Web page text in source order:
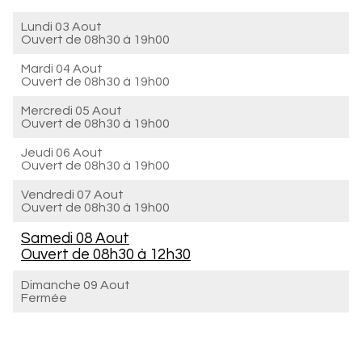
Lundi 03 Aout
Ouvert de 08h30 à 19h00
Mardi 04 Aout
Ouvert de 08h30 à 19h00
Mercredi 05 Aout
Ouvert de 08h30 à 19h00
Jeudi 06 Aout
Ouvert de 08h30 à 19h00
Vendredi 07 Aout
Ouvert de 08h30 à 19h00
Samedi 08 Aout
Ouvert de 08h30 à 12h30
Dimanche 09 Aout
Fermée